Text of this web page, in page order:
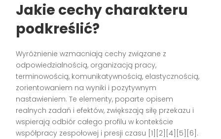
Jakie cechy charakteru
podkreślić?
Wyróżnienie wzmacniają cechy związane z
odpowiedzialnością, organizacją pracy,
terminowością, komunikatywnością, elastycznością,
zorientowaniem na wyniki i pozytywnym
nastawieniem. Te elementy, poparte opisem
realnych zadań i efektów, zwiększają siłę przekazu i
wspierają odbiór całego profilu w kontekście
współpracy zespołowej i presji czasu [1][2][4][5][6].